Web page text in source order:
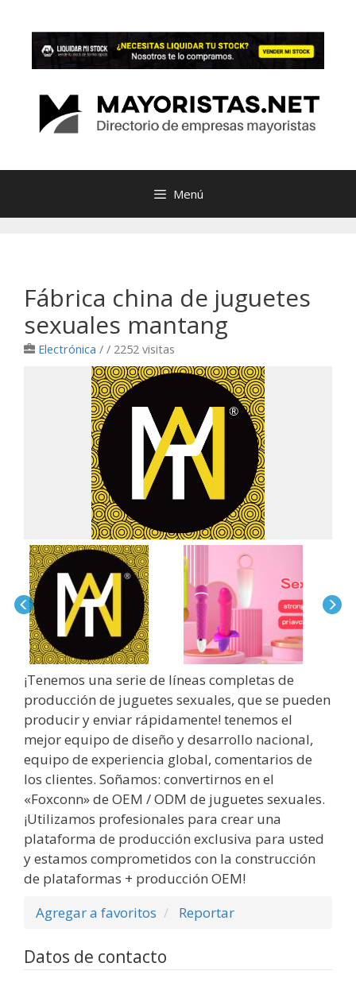
contenido
Menú
Fábrica china de juguetes
sexuales mantang
Electrónica / / 2252 visitas
¡Tenemos una serie de líneas completas de
producción de juguetes sexuales, que se pueden
producir y enviar rápidamente! tenemos el
mejor equipo de diseño y desarrollo nacional,
equipo de experiencia global, comentarios de
los clientes. Soñamos: convertirnos en el
«Foxconn» de OEM / ODM de juguetes sexuales.
¡Utilizamos profesionales para crear una
plataforma de producción exclusiva para usted
y estamos comprometidos con la construcción
de plataformas + producción OEM!
Agregar a favoritos
Reportar
Datos de contacto